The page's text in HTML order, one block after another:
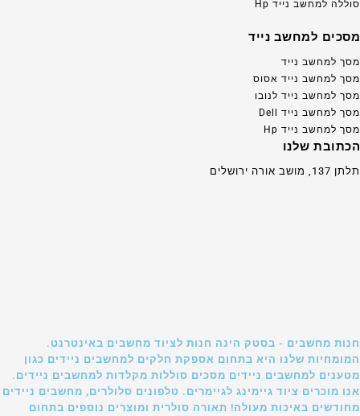
סוללה למחשב נייד Hp
מסכים למחשב נייד
מסך למחשב נייד
מסך למחשב נייד אסוס
מסך למחשב נייד לנובו
מסך למחשב נייד Dell
מסך למחשב נייד Hp
הכתובת שלנו
תלתן 137, מושב אורה ירושלים
חנות מחשבים - בסטק הינה חנות לציוד מחשבים באינטרנט.
המומחיות שלנו היא בתחום אספקת חלקים למחשבים ניידים כגון
מטענים למחשבים ניידים מסכים סוללות מקלדות למחשבים ניידים.
אנו מוכרים ציוד גיימינג לגיימרים. טלפונים סלולרים, מחשבים ניידים
מחודשים באיכות מעולה! תאורה סולרית ומוצרים נוספים בתחום